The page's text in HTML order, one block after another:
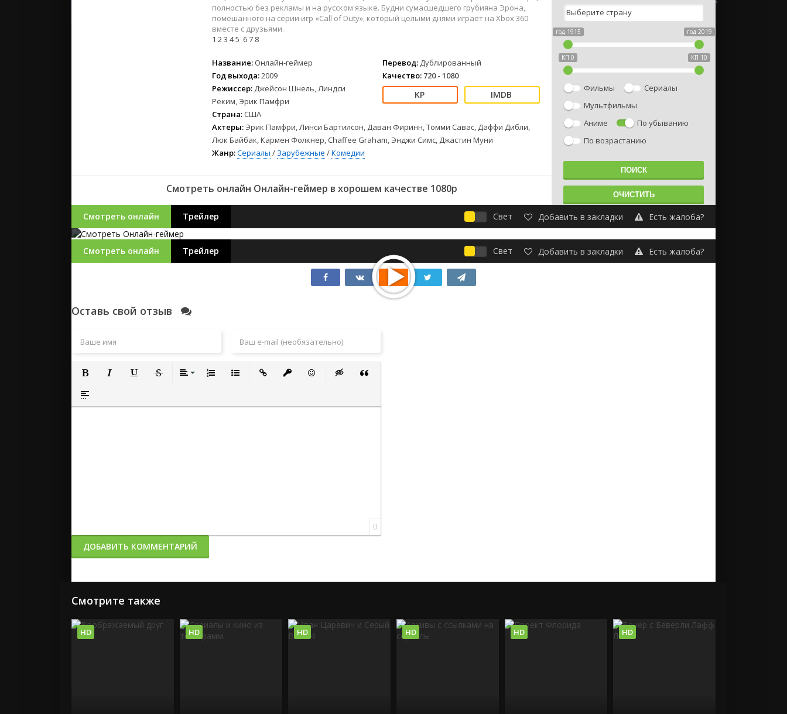
2022
2021
Русские
СССР
Зарубежные
Детские
Спорт
Фантастика
Фэнтези
2022
Русские
СССР
Зарубежные
полностью без рекламы и на русском языке. Будни сумасшедшего грубияна Эрона,
помешанного на серии игр «Call of Duty», который целыми днями играет на Xbox 360
вместе с друзьями.
1 23 45 67 8
Название: Онлайн-геймер
Год выхода:2009
Режиссер: Джейсон Шнель, Линдси
Реким, Эрик Памфри
Страна: США
Перевод: Дублированный
Качество: 720 - 1080
Актеры: Эрик Памфри, Линси Бартилсон, Даван Фиринн, Томми Савас, Даффи Дибли,
Люк Байбак, Кармен Фолкнер, Chaffee Graham, Энджи Симс, Джастин Муни
Жанр:Сериалы / Зарубежные /Комедии
Смотреть онлайн Онлайн-геймер в хорошем качестве 1080p
год 1915 год 2019
КП 0 КП 10
Фильмы
Сериалы
Мультфильмы
Аниме
По убыванию
По возрастанию
Смотреть онлайн Трейлер Свет Добавить в закладки Есть жалоба?
Смотреть онлайн Трейлер Свет Добавить в закладки Есть жалоба?
Оставь свой отзыв
Полужирный
Вставка спойлера
0
ДОБАВИТЬ КОММЕНТАРИЙ
Смотрите также
HD HD HD HD HD HD